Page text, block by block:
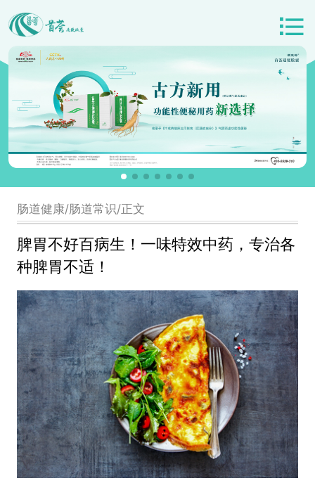
肠道健康/肠道常识/正文
脾胃不好百病生！一味特效中药，专治各
种脾胃不适！